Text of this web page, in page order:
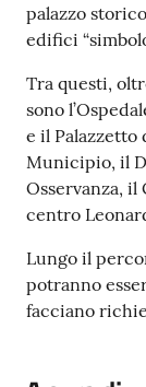
palazzo
edifici
Tra questi,
sono
e il Palazzetto
Municipio, il
Osservanza,
centro
Lungo il
potranno
facciano